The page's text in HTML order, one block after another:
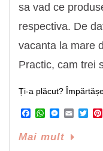
sa vad ce
respectiva. De
vacanta la mare
Practic, cam trei
Ți-a plăcut?
Facebook
WhatsApp
Messenger
Email
Mai mult